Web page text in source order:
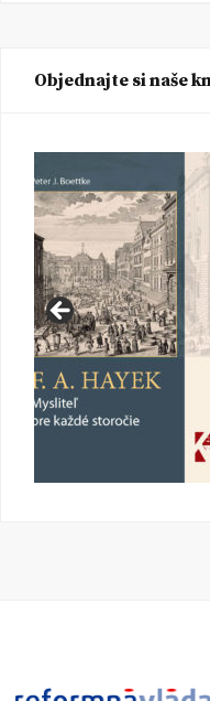
Objednajte si naše